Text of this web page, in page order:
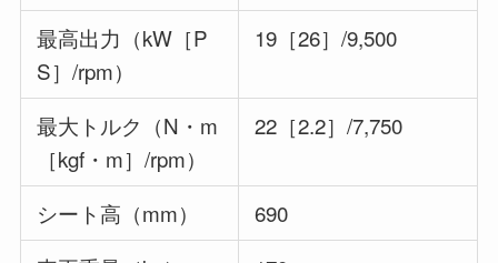
最高出力（kW［P
S］/rpm）
19［26］/9,500
最大トルク（N・m
［kgf・m］/rpm）
22［2.2］/7,750
シート高（mm）
690